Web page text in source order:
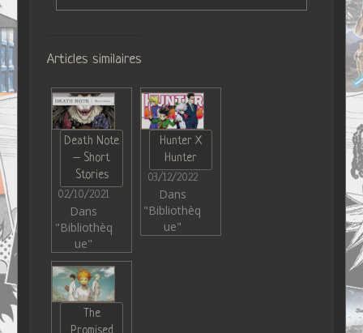
Articles similaires
Death Note
– Short
Stories
02/10/2021
Dans
"Bibliothèq
ue"
Hunter X
Hunter
03/12/2022
Dans
"Bibliothèq
ue"
The
Promised